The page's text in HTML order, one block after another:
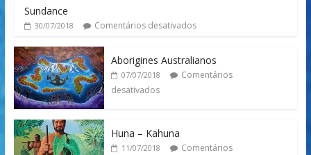
Sundance
30/07/2018 Comentários desativados
Aborigines Australianos
07/07/2018
Comentários
desativados
Huna – Kahuna
11/07/2018
Comentários